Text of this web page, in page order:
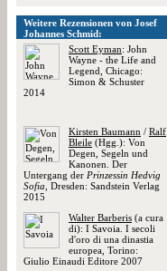
Weitere Rezensionen von Josef
Johannes Schmid:
Scott Eyman: John
Wayne - the Life and
Legend, Chicago:
Simon & Schuster
2014
Kirsten Baumann / Ralf
Bleile (Hgg.): Von
Degen, Segeln und
Kanonen. Der
Untergang der Prinzessin Hedvig
Sofia , Dresden: Sandstein Verlag
2015
Walter Barberis (a cura
di): I Savoia. I secoli
d'oro di una dinastia
europea, Torino:
Giulio Einaudi Editore 2007